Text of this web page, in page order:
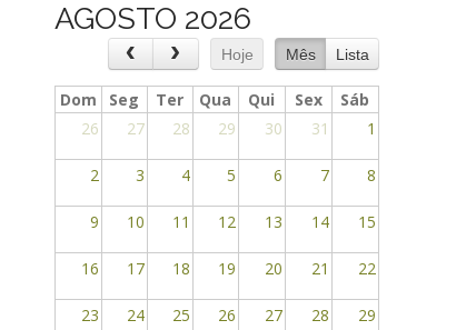
AGOSTO 2026
Hoje Mês Lista
Dom Seg Ter Qua Qui Sex
Sáb
26
27 28 29 30 31 1
2 3 4 5 6 7 8
9 10 11 12 13 14 15
16 17 18 19 20 21 22
23 24 25 26 27 28 29